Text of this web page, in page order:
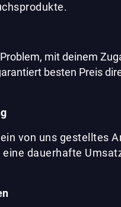
mit deinem
besten Preis
von uns gestelltes
dauerhafte